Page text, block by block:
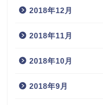
2018年12月
2018年11月
2018年10月
2018年9月